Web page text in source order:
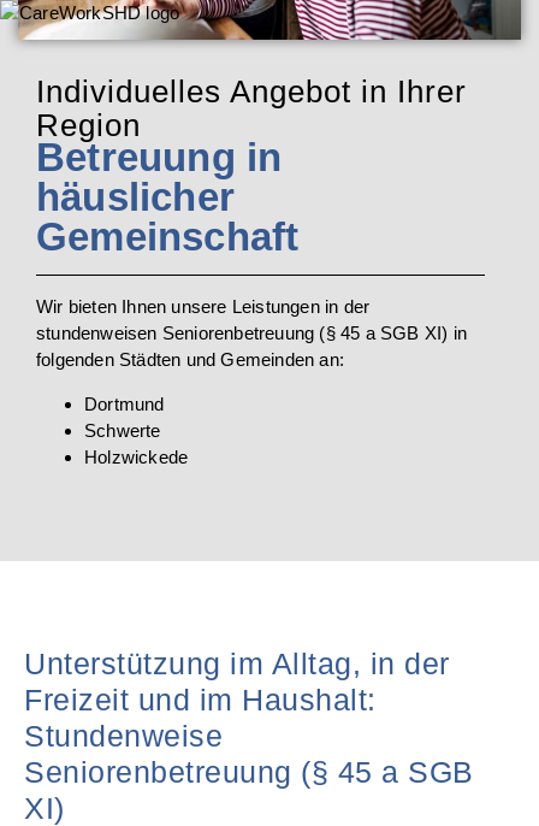
Individuelles Angebot in Ihrer
Region
Betreuung in
häuslicher
Gemeinschaft
Wir bieten Ihnen unsere Leistungen in der
stundenweisen Seniorenbetreuung (§ 45 a SGB XI) in
folgenden Städten und Gemeinden an:
Dortmund
Schwerte
Holzwickede
Unterstützung im Alltag, in der
Freizeit und im Haushalt:
Stundenweise
Seniorenbetreuung (§ 45 a SGB
XI)